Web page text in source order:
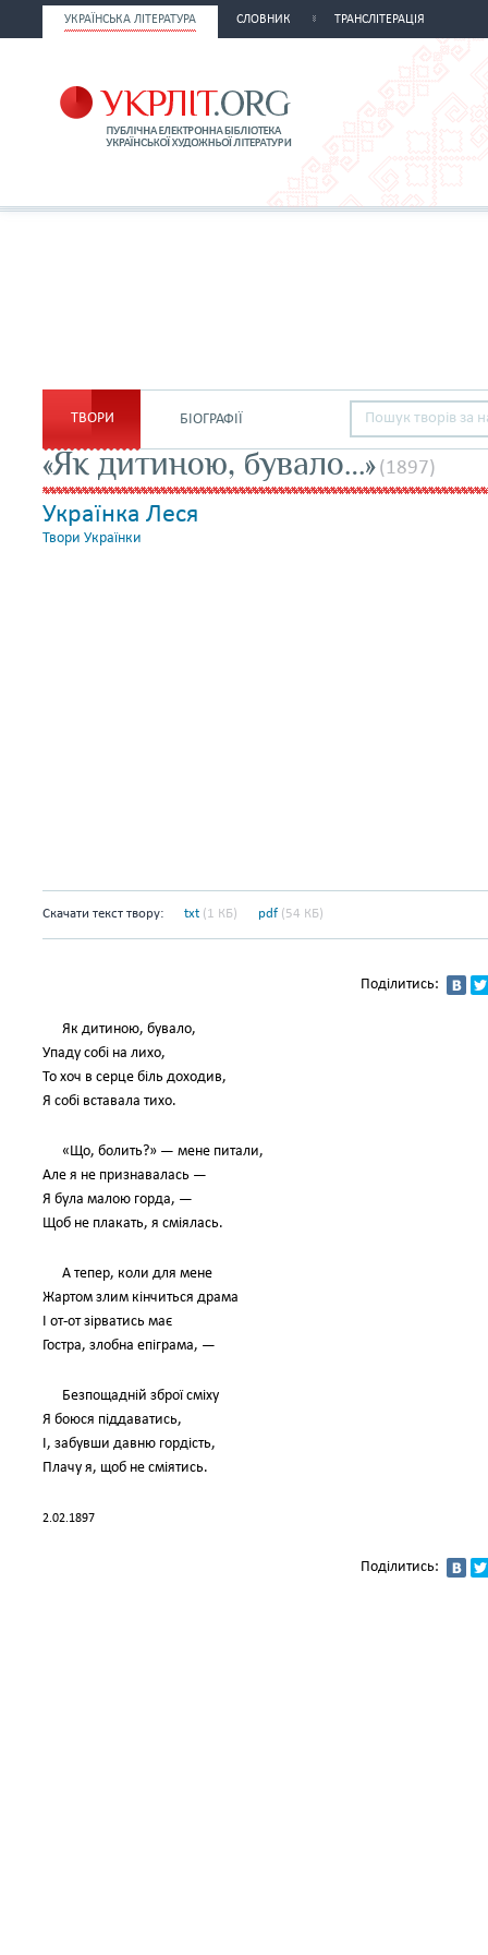
УКРАЇНСЬКА ЛІТЕРАТУРА СЛОВНИК ТРАНСЛІТЕРАЦІЯ
ТВОРИ БІОГРАФІЇ
«Як дитиною, бувало…» (1897)
Українка Леся
Твори Українки
Скачати текст твору: txt (1 КБ) pdf (54 КБ)
Поділитись:
Як дитиною, бувало,
Упаду собі на лихо,
То хоч в серце біль доходив,
Я собі вставала тихо.
«Що, болить?» — мене питали,
Але я не признавалась —
Я була малою горда, —
Щоб не плакать, я сміялась.
А тепер, коли для мене
Жартом злим кінчиться драма
І от-от зірватись має
Гостра, злобна епіграма, —
Безпощадній зброї сміху
Я боюся піддаватись,
І, забувши давню гордість,
Плачу я, щоб не сміятись.
2.02.1897
Поділитись: